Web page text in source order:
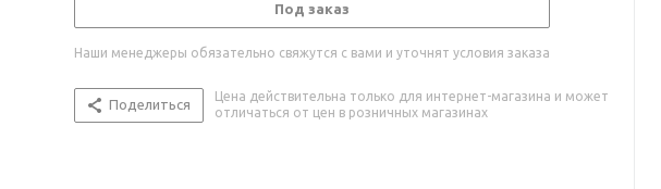
Под заказ
Наши менеджеры обязательно свяжутся с вами и уточнят условия заказа
Поделиться
Цена действительна только для интернет-магазина и может
отличаться от цен в розничных магазинах